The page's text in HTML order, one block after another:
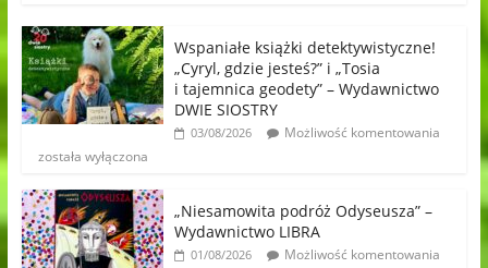
Wspaniałe książki detektywistyczne!
„Cyryl, gdzie jesteś?” i „Tosia
i tajemnica geodety” – Wydawnictwo
DWIE SIOSTRY
03/08/2026
Możliwość komentowania
została wyłączona
„Niesamowita podróż Odyseusza” –
Wydawnictwo LIBRA
01/08/2026
Możliwość komentowania